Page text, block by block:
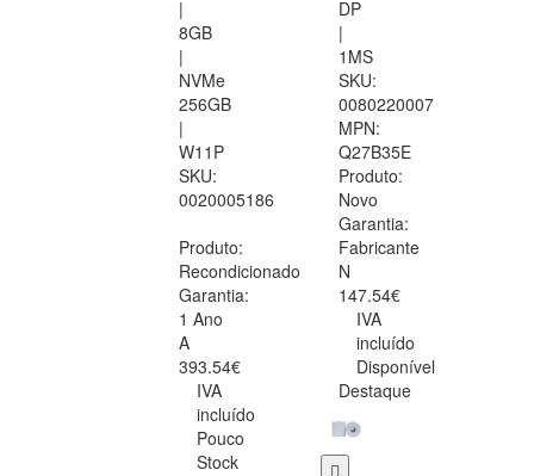
|
8GB
|
NVMe
256GB
|
W11P
SKU:
0020005186
Produto:
Recondicionado
Garantia:
1 Ano
A
393.54€
IVA
incluído
Pouco
Stock
DP
|
1MS
SKU:
0080220007
MPN:
Q27B35E
Produto:
Novo
Garantia:
Fabricante
N
147.54€
IVA
incluído
Disponível
Destaque